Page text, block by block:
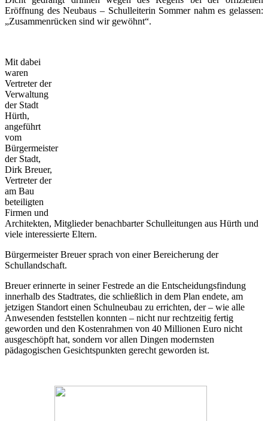
Eröffnung des Neubaus – Schulleiterin Sommer nahm es gelassen:
„Zusammenrücken sind wir gewöhnt“.
Mit dabei
waren
Vertreter der
Verwaltung
der Stadt
Hürth,
angeführt
vom
Bürgermeister
der Stadt,
Dirk Breuer,
Vertreter der
am Bau
beteiligten
Firmen und
Architekten, Mitglieder benachbarter Schulleitungen aus Hürth und
viele interessierte Eltern.
Bürgermeister Breuer sprach von einer Bereicherung der
Schullandschaft.
Breuer erinnerte in seiner Festrede an die Entscheidungsfindung
innerhalb des Stadtrates, die schließlich in dem Plan endete, am
jetzigen Standort einen Schulneubau zu errichten, der – wie alle
Anwesenden feststellen konnten – nicht nur rechtzeitig fertig
geworden und den Kostenrahmen von 40 Millionen Euro nicht
ausgeschöpft hat, sondern vor allen Dingen modernsten
pädagogischen Gesichtspunkten gerecht geworden ist.